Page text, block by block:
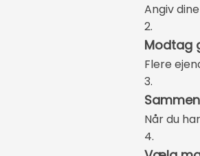
Angiv
2.
Modtag
Flere
3.
Når du
4.